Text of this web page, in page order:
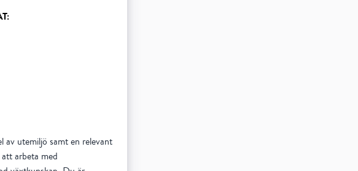
av utemiljö samt en relevant
arbeta med